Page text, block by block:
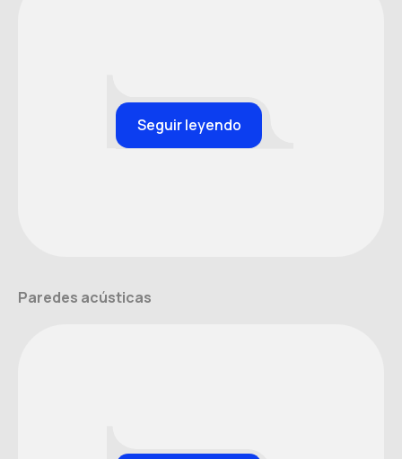
Seguir leyendo
Paredes acústicas